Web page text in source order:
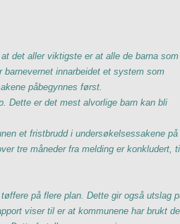
det aller viktigste er at alle de barna som
barnevernet innarbeidet et system som
påbegynnes først.
Dette er det mest alvorlige barn kan bli
et fristbrudd i undersøkelsessakene på
tre måneder fra melding er konkludert,
på flere plan. Dette gir også utslag
viser til er at kommunene har brukt